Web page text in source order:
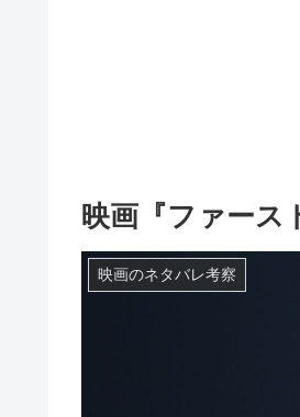
映画『ファース
映画のネタバレ考察